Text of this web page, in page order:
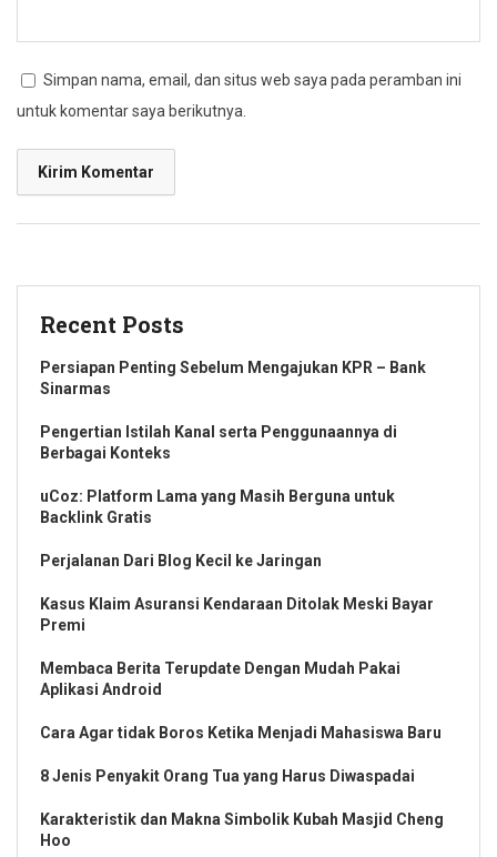
Simpan nama, email, dan situs web saya pada peramban ini
untuk komentar saya berikutnya.
Recent Posts
Persiapan Penting Sebelum Mengajukan KPR – Bank
Sinarmas
Pengertian Istilah Kanal serta Penggunaannya di
Berbagai Konteks
uCoz: Platform Lama yang Masih Berguna untuk
Backlink Gratis
Perjalanan Dari Blog Kecil ke Jaringan
Kasus Klaim Asuransi Kendaraan Ditolak Meski Bayar
Premi
Membaca Berita Terupdate Dengan Mudah Pakai
Aplikasi Android
Cara Agar tidak Boros Ketika Menjadi Mahasiswa Baru
8 Jenis Penyakit Orang Tua yang Harus Diwaspadai
Karakteristik dan Makna Simbolik Kubah Masjid Cheng
Hoo